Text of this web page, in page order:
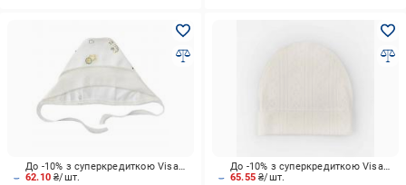
62.10₴/шт.
До -10% з суперкредиткою Visa Вигода
65.55₴/шт.
До -10% з суперкредиткою Visa Вигода